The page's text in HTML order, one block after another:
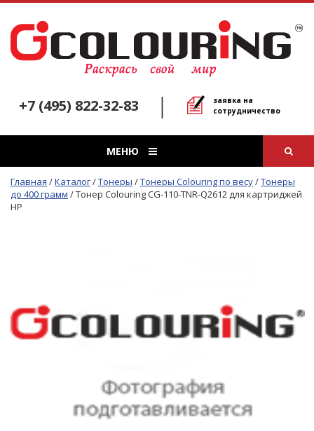
+7 (495) 822-32-83
заявка на
сотрудничество
МЕНЮ
Главная /Каталог/Тонеры /Тонеры Colouring по весу/Тонеры
до 400 грамм /Тонер Colouring CG-110-TNR-Q2612 для картриджей
HP